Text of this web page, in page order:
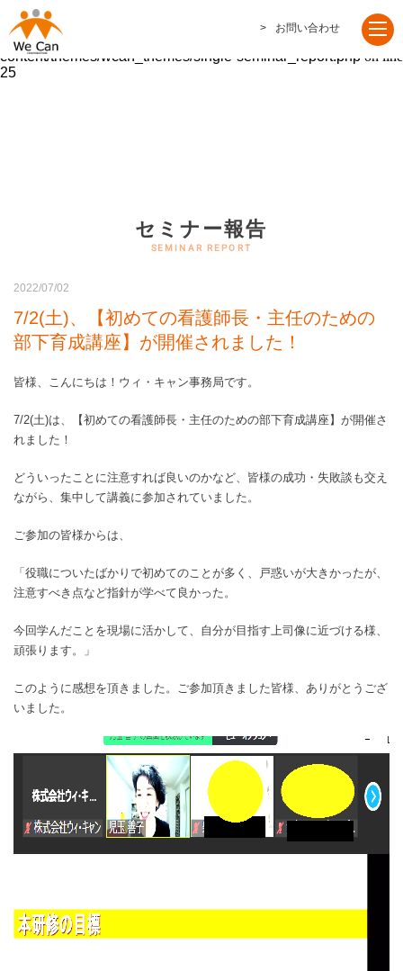
Warning: foreach() argument must be of type array|object, false given
in/usr/home/mw2p66qdsw/www/htdocs/wordpress/wp-
content/themes/wcan_themes/single-seminar_report.php on line
25
お問い合わせ
セミナー報告
2022/07/02
7/2(土)、【初めての看護師長・主任のための
部下育成講座】が開催されました！
皆様、こんにちは！ウィ・キャン事務局です。
7/2(土)は、【初めての看護師長・主任のための部下育成講座】が開催さ
れました！
どういったことに注意すれば良いのかなど、皆様の成功・失敗談も交え
ながら、集中して講義に参加されていました。
ご参加の皆様からは、
「役職についたばかりで初めてのことが多く、戸惑いが大きかったが、
注意すべき点など指針が学べて良かった。
今回学んだことを現場に活かして、自分が目指す上司像に近づける様、
頑張ります。」
このように感想を頂きました。ご参加頂きました皆様、ありがとうござ
いました。